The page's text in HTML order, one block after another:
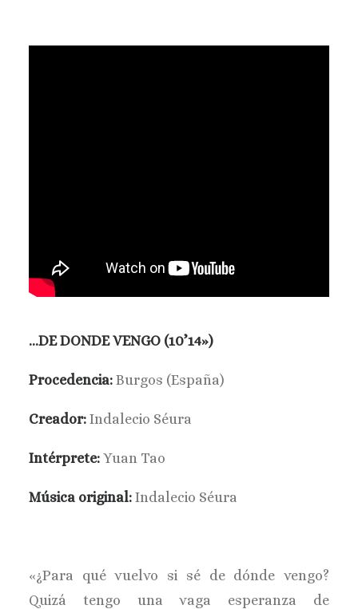
…DE DONDE VENGO (10’14»)
Procedencia: Burgos (España)
Creador: Indalecio Séura
Intérprete: Yuan Tao
Música original: Indalecio Séura
«¿Para qué vuelvo si sé de dónde vengo?
Quizá tengo una vaga esperanza de